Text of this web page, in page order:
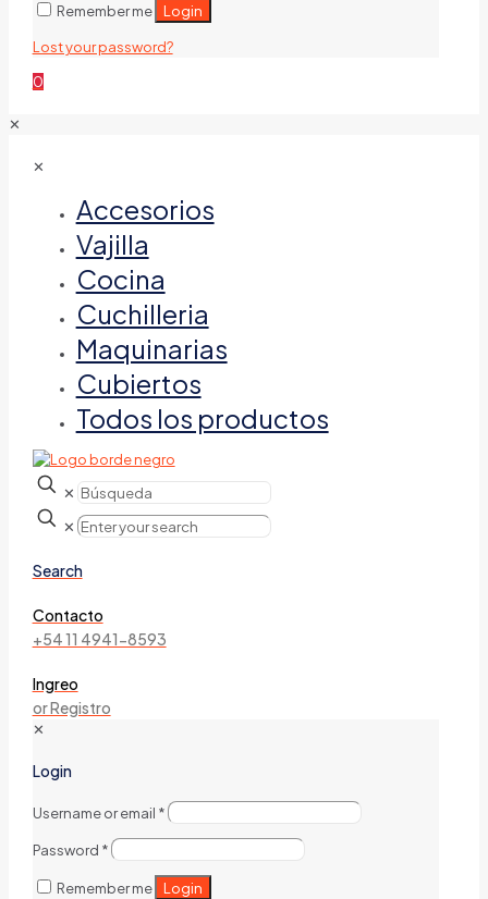
Remember me Login
Lost your password?
0
✕
✕
Accesorios
Vajilla
Cocina
Cuchilleria
Maquinarias
Cubiertos
Todos los productos
✕
✕
Search
Contacto
+54 11 4941-8593
Ingreo
or Registro
✕
Login
Username or email *
Password *
Remember me Login